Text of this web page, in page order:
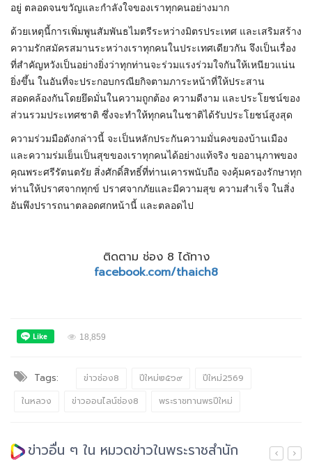
อยู่ ตลอดจนขวัญและกำลังใจของเราทุกคนอย่างมาก
ด้วยเหตุนี้การเพิ่มพูนสัมพันธไมตรีระหว่างมิตรประเทศ และเสริมสร้าง
ความรักสมัครสมานระหว่างเราทุกคนในประเทศเดียวกัน จึงเป็นเรื่อง
ที่สำคัญหวังเป็นอย่างยิ่งว่าทุกท่านจะร่วมแรงร่วมใจกันให้เหนียวแน่น
ยิ่งขึ้น ในอันที่จะประกอบกรณียกิจตามภาระหน้าที่ให้ประสาน
สอดคล้องกันโดยยึดมั่นในความถูกต้อง ความดีงาม และประโยชน์ของ
ส่วนรวมประเทศชาติ ซึ่งจะทำให้ทุกคนในชาติได้รับประโยชน์สูงสุด
ความร่วมมือดังกล่าวนี้ จะเป็นหลักประกันความมั่นคงของบ้านเมือง
และความร่มเย็นเป็นสุขของเราทุกคนได้อย่างแท้จริง ขออานุภาพของ
คุณพระศรีรัตนตรัย สิ่งศักดิ์สิทธิ์ที่ท่านเคารพนับถือ จงคุ้มครองรักษาทุก
ท่านให้ปราศจากทุกข์ ปราศจากภัยและมีความสุข ความสำเร็จ ในสิ่ง
อันพึงปรารถนาตลอดศกหน้านี้ และตลอดไป
ติดตาม ช่อง 8 ได้ทาง
facebook.com/thaich8
18,859
Tags: ข่าวช่อง8 ปีใหม่๒๕๖๙
ปีใหม่2569
ในหลวง
ข่าวออนไลน์ช่อง8 พระราชทานพรปีใหม่
ข่าวอื่น ๆ ใน หมวดข่าวในพระราชสำนัก